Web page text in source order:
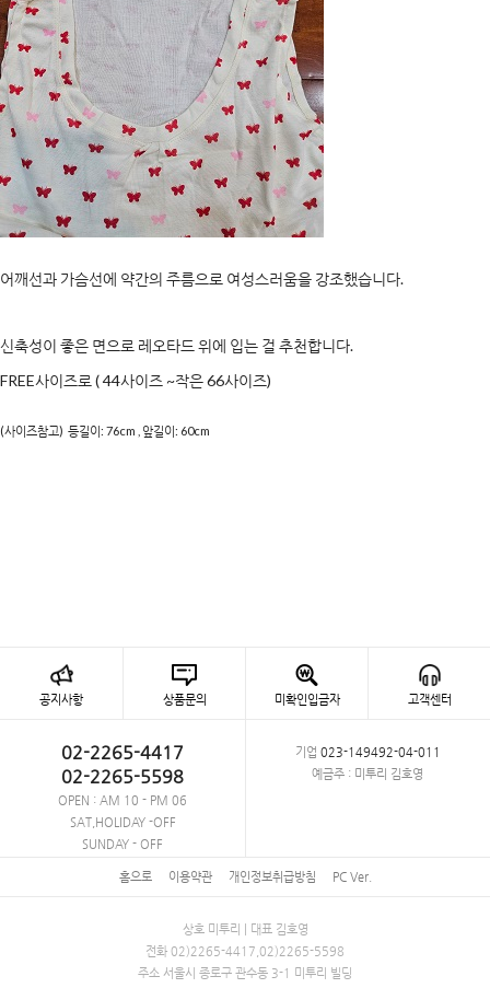
어깨선과 가슴선에 약간의 주름으로 여성스러움을 강조했습니다.
신축성이 좋은 면으로 레오타드 위에 입는 걸 추천합니다.
FREE사이즈로 ( 44사이즈 ~작은 66사이즈)
(사이즈참고) 등길이: 76cm , 앞길이: 60cm
공지사항 상품문의 미확인입금자 고객센터
02-2265-4417
02-2265-5598
OPEN : AM 10 - PM 06
SAT,HOLIDAY -OFF
SUNDAY - OFF
기업 023-149492-04-011
예금주 : 미투리 김호영
홈으로 이용약관 개인정보취급방침 PC Ver.
상호 미투리 | 대표 김호영
전화 02)2265-4417,02)2265-5598
주소 서울시 종로구 관수동 3-1 미투리 빌딩